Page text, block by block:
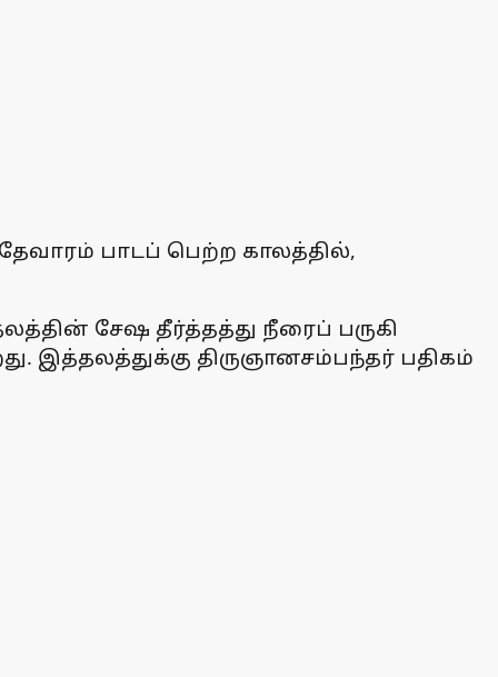
பாடப் பெற்ற காலத்தில்,
சேஷ தீர்த்தத்து நீரைப் பருகி
இத்தலத்துக்கு திருஞானசம்பந்தர் பதிகம்